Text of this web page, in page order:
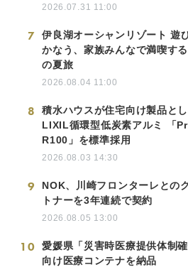
2026.07.31 11:00
7
伊良湖オーシャンリゾート 遊
かなう、家族みんなで満喫す
の夏旅
2026.08.04 11:00
8
積水ハウスが住宅向け製品と
LIXIL循環型低炭素アルミ 「
R100」を標準採用
2026.08.03 14:30
9
NOK、川崎フロンターレとの
トナーを3年連続で契約
2026.08.05 13:00
10
愛媛県「災害時医療提供体制確
向け医療コンテナを納品